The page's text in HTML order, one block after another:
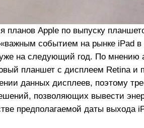
планов Apple по выпуску
событием на рынке iPad в
на следующий год. По мнению
планшет с дисплеем Retina и
данных дисплеев, поэтому
позволяющих вывести
предполагаемой даты выхода